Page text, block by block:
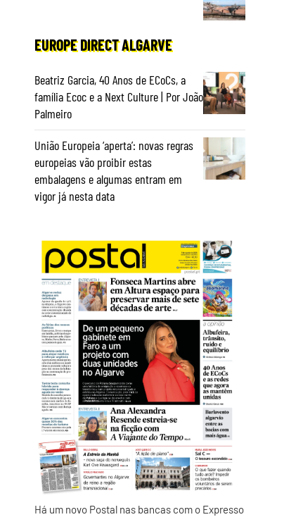
EUROPE DIRECT ALGARVE
Beatriz Garcia, 40 Anos de ECoCs, a
família Ecoc e a Next Culture | Por João
Palmeiro
União Europeia ‘aperta’: novas regras
europeias vão proibir estas
embalagens e algumas entram em
vigor já nesta data
Há um novo Postal nas bancas com o Expresso